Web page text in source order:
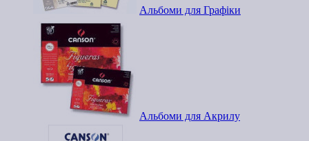
Альбоми для Графіки
Альбоми для Акрилу